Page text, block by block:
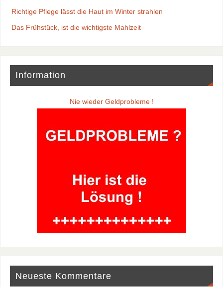
Richtige Pflege lässt die Haut im Winter strahlen
Das Frühstück, ist die wichtigste Mahlzeit
Information
Nie wieder Geldprobleme !
Neueste Kommentare